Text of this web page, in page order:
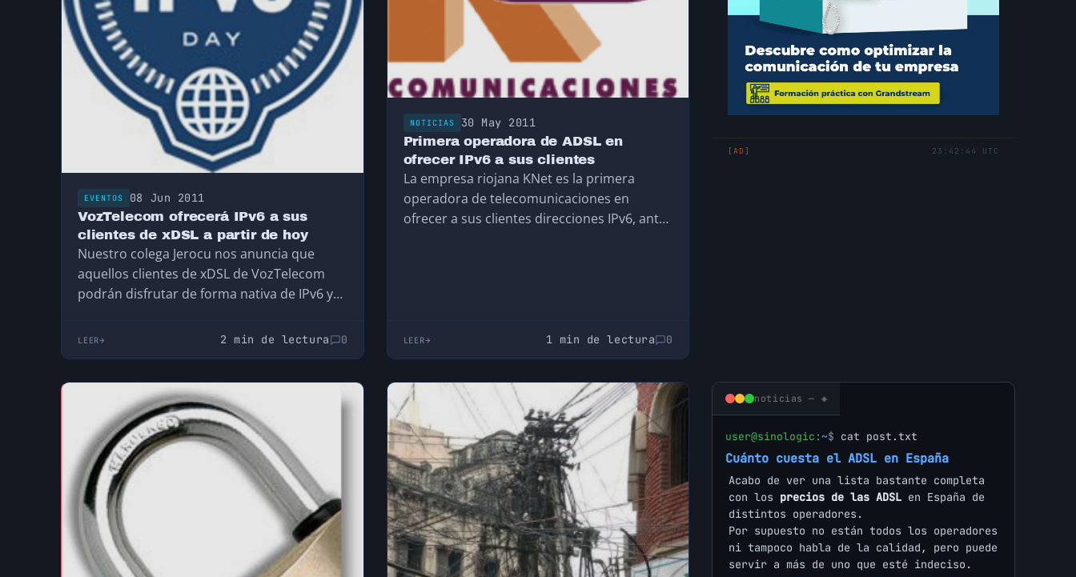
EVENTOS 08 Jun 2011
VozTelecom ofrecerá IPv6 a sus
clientes de xDSL a partir de hoy
Nuestro colega Jerocu nos anuncia que
aquellos clientes de xDSL de VozTelecom
podrán disfrutar de forma nativa de IPv6 y
LEER 2 min de lectura 0
NOTICIAS 30 May 2011
Primera operadora de ADSL en
ofrecer IPv6 a sus clientes
La empresa riojana KNet es la primera
operadora de telecomunicaciones en
ofrecer a sus clientes direcciones IPv6, antes
LEER 1 min de lectura 0
[AD] 23:42:44 UTC
noticias — ◈
user@sinologic : ~$ cat post.txt
Cuánto cuesta el ADSL en España
Acabo de ver una lista bastante completa
con los precios de las ADSL en España de
distintos operadores.
Por supuesto no están todos los operadores
ni tampoco habla de la calidad, pero puede
servir a más de uno que esté indeciso.